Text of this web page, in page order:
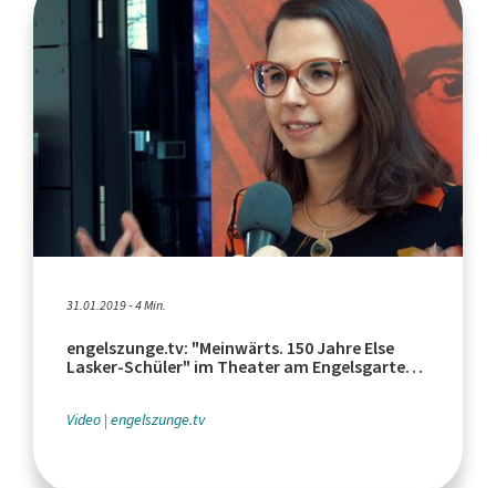
31.01.2019 - 4 Min.
engelszunge.tv: "Meinwärts. 150 Jahre Else
Lasker-Schüler" im Theater am Engelsgarten
Video engelszunge.tv